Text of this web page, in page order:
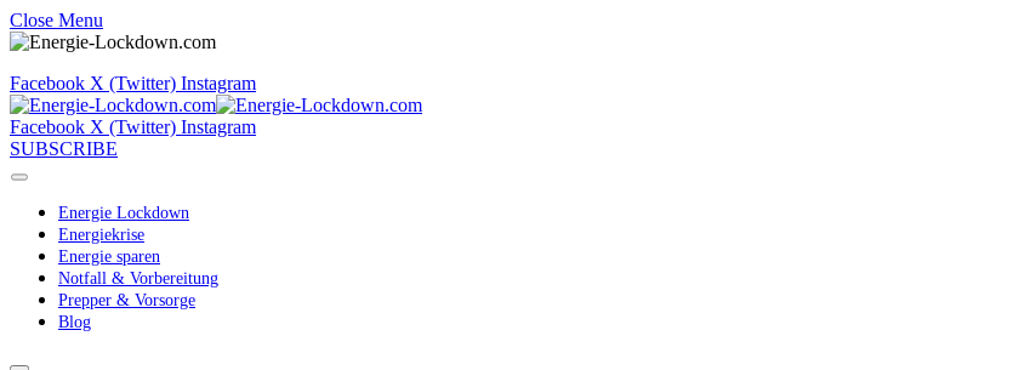
Close Menu
Facebook X (Twitter) Instagram
Facebook X (Twitter) Instagram
SUBSCRIBE
Energie Lockdown
Energiekrise
Energie sparen
Notfall & Vorbereitung
Prepper & Vorsorge
Blog